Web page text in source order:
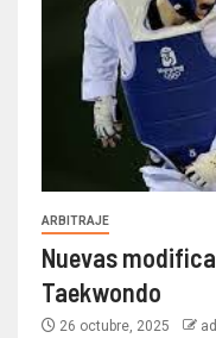
ARBITRAJE
Nuevas
Taekwondo
26 octubre, 2025